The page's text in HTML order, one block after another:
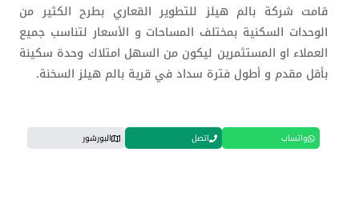
قامت شركة بالم هيلز للتطوير القعاري بطرح الكثير من
الوحدات السكنية بمختلف المساحات و الأسعار لتناسب جميع
العملاء او المستثمرين ليكون من السهل امتلاك وحدة سكينة
بأقل مقدم و أطول فترة سداد في قرية بالم هيلز السخنة.
واتساب اتصل البورشور